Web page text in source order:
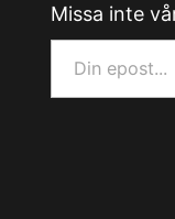
Missa inte